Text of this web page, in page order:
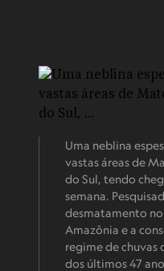
Uma neblina
vastas áreas de
do Sul, tendo
semana.
desmatamento
Amazônia e a
regime de chuvas
dos últimos 47